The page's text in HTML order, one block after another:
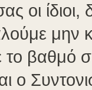
οι ίδιοι,
μην
το βαθμό
ο